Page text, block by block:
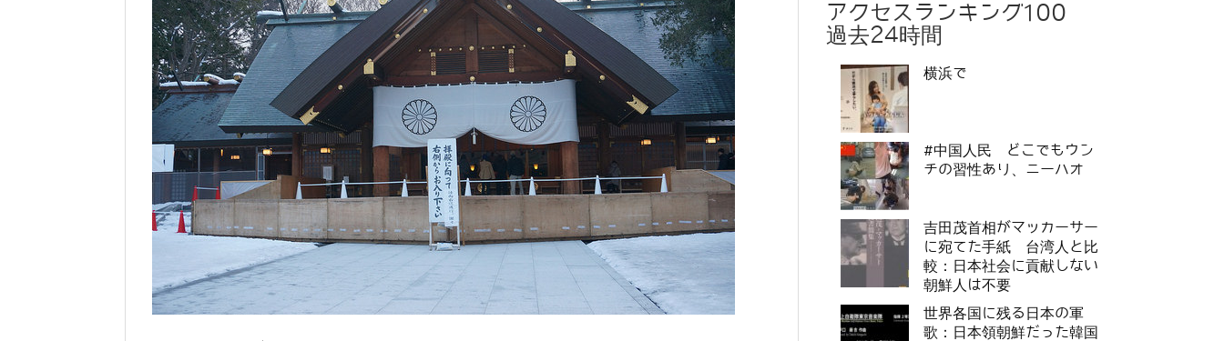
アクセスランキング100
過去24時間
横浜で
#中国人民 どこでもウン
チの習性あり、ニーハオ
吉田茂首相がマッカーサー
に宛てた手紙 台湾人と比
較：日本社会に貢献しない
朝鮮人は不要
世界各国に残る日本の軍
歌：日本領朝鮮だった韓国